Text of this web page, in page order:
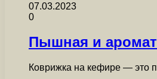
07.03.2023
0
Пышная и
Коврижка на кефире — это